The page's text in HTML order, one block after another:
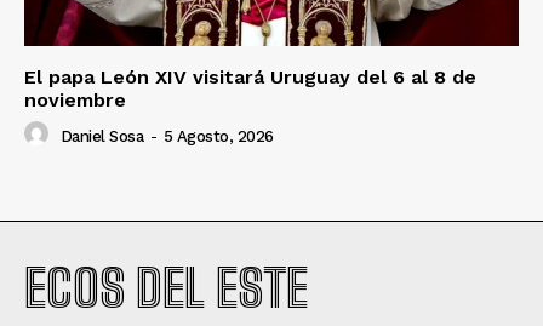
El papa León XIV visitará Uruguay del 6 al 8 de
noviembre
Daniel Sosa - 5 Agosto, 2026
ECOS DEL ESTE